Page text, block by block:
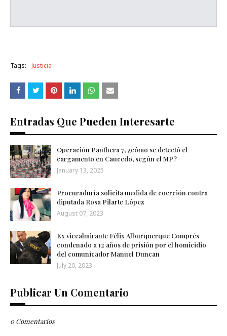
Tags: Justicia
Entradas Que Pueden Interesarte
Operación Panthera 7, ¿cómo se detectó el
cargamento en Caucedo, según el MP?
January 13, 2025
Procuraduría solicita medida de coerción contra
diputada Rosa Pilarte López
August 07, 2023
Ex vicealmirante Félix Alburquerque Comprés
condenado a 12 años de prisión por el homicidio
del comunicador Manuel Duncan
July 20, 2023
Publicar Un Comentario
0 Comentarios